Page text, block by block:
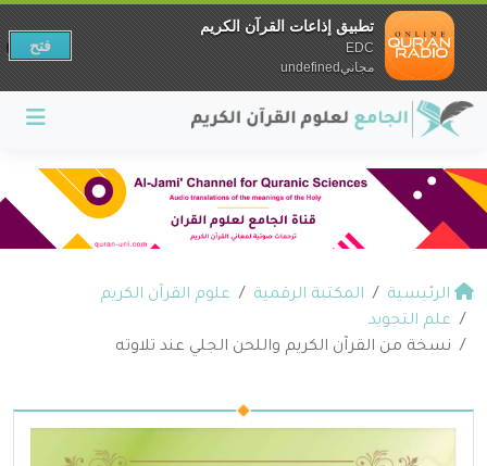
الرئيسية المكتبة الرقمية
علوم القرآن الكريم
علم التجويد
نسخة من القرآن الكريم واللحن الجلي عند تلاوته
تطبيق إذاعات القرآن الكريم
EDC
مجانيundefined
فتح